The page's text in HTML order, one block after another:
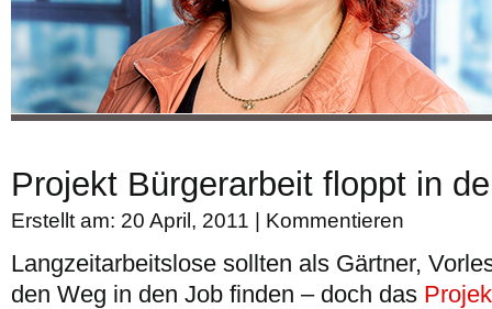
Projekt Bürgerarbeit floppt in
Erstellt am: 20 April, 2011 | Kommentieren
Langzeitarbeitslose sollten als Gärtner,
den Weg in den Job finden – doch das